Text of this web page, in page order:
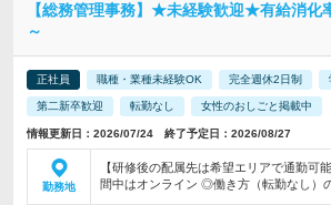
【総務管理事務】★未経験歓迎★有給消化
～
正社員 職種・業種未経験OK 完全週休2日制
第二新卒歓迎 転勤なし 女性のおしごと掲載中
情報更新日：2026/07/24 終了予定日：2026/08/27
勤務地
【研修後の配属先は希望エリアで通勤可
間中はオンライン ◎働き方（転勤なし）